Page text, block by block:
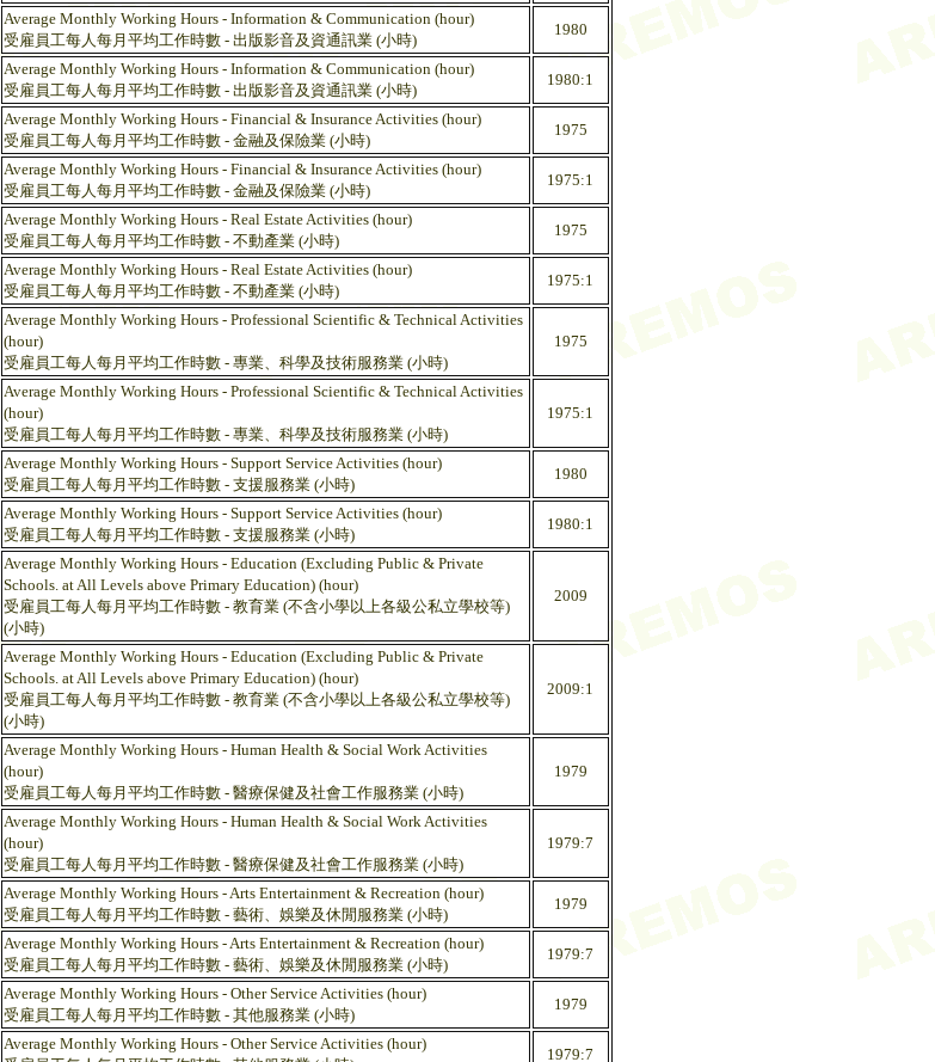
Average Monthly Working Hours - Information & Communication (hour)
受雇員工每人每月平均工作時數 - 出版影音及資通訊業 (小時)
1980
Average Monthly Working Hours - Information & Communication (hour)
受雇員工每人每月平均工作時數 - 出版影音及資通訊業 (小時)
1980:1
Average Monthly Working Hours - Financial & Insurance Activities (hour)
受雇員工每人每月平均工作時數 - 金融及保險業 (小時)
1975
Average Monthly Working Hours - Financial & Insurance Activities (hour)
受雇員工每人每月平均工作時數 - 金融及保險業 (小時)
1975:1
Average Monthly Working Hours - Real Estate Activities (hour)
受雇員工每人每月平均工作時數 - 不動產業 (小時)
1975
Average Monthly Working Hours - Real Estate Activities (hour)
受雇員工每人每月平均工作時數 - 不動產業 (小時)
1975:1
Average Monthly Working Hours - Professional Scientific & Technical Activities
(hour)
受雇員工每人每月平均工作時數 - 專業、科學及技術服務業 (小時)
1975
Average Monthly Working Hours - Professional Scientific & Technical Activities
(hour)
受雇員工每人每月平均工作時數 - 專業、科學及技術服務業 (小時)
1975:1
Average Monthly Working Hours - Support Service Activities (hour)
受雇員工每人每月平均工作時數 - 支援服務業 (小時)
1980
Average Monthly Working Hours - Support Service Activities (hour)
受雇員工每人每月平均工作時數 - 支援服務業 (小時)
1980:1
Average Monthly Working Hours - Education (Excluding Public & Private
Schools. at All Levels above Primary Education) (hour)
受雇員工每人每月平均工作時數 - 教育業 (不含小學以上各級公私立學校等)
(小時)
2009
Average Monthly Working Hours - Education (Excluding Public & Private
Schools. at All Levels above Primary Education) (hour)
受雇員工每人每月平均工作時數 - 教育業 (不含小學以上各級公私立學校等)
(小時)
2009:1
Average Monthly Working Hours - Human Health & Social Work Activities
(hour)
受雇員工每人每月平均工作時數 - 醫療保健及社會工作服務業 (小時)
1979
Average Monthly Working Hours - Human Health & Social Work Activities
(hour)
受雇員工每人每月平均工作時數 - 醫療保健及社會工作服務業 (小時)
1979:7
Average Monthly Working Hours - Arts Entertainment & Recreation (hour)
受雇員工每人每月平均工作時數 - 藝術、娛樂及休閒服務業 (小時)
1979
Average Monthly Working Hours - Arts Entertainment & Recreation (hour)
受雇員工每人每月平均工作時數 - 藝術、娛樂及休閒服務業 (小時)
1979:7
Average Monthly Working Hours - Other Service Activities (hour)
受雇員工每人每月平均工作時數 - 其他服務業 (小時)
1979
Average Monthly Working Hours - Other Service Activities (hour)
1979:7